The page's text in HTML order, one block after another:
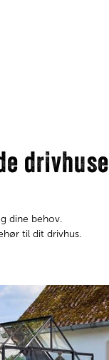
drivhuse
dine behov.
til dit drivhus.